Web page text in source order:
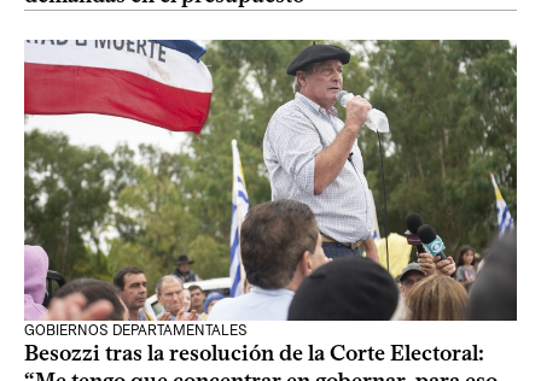
GOBIERNOS DEPARTAMENTALES
Besozzi tras la resolución de la Corte Electoral: